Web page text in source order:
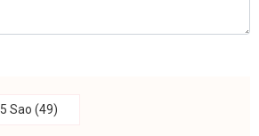
5 Sao (49)